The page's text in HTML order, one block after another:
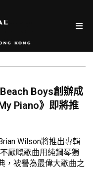
Boys創辦成
Piano》即將推
Wilson將推出專輯
厭嘅歌曲用純鋼琴獨
，被譽為最偉大歌曲之